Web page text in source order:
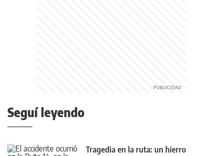
Seguí leyendo
Tragedia en la ruta: un hierro